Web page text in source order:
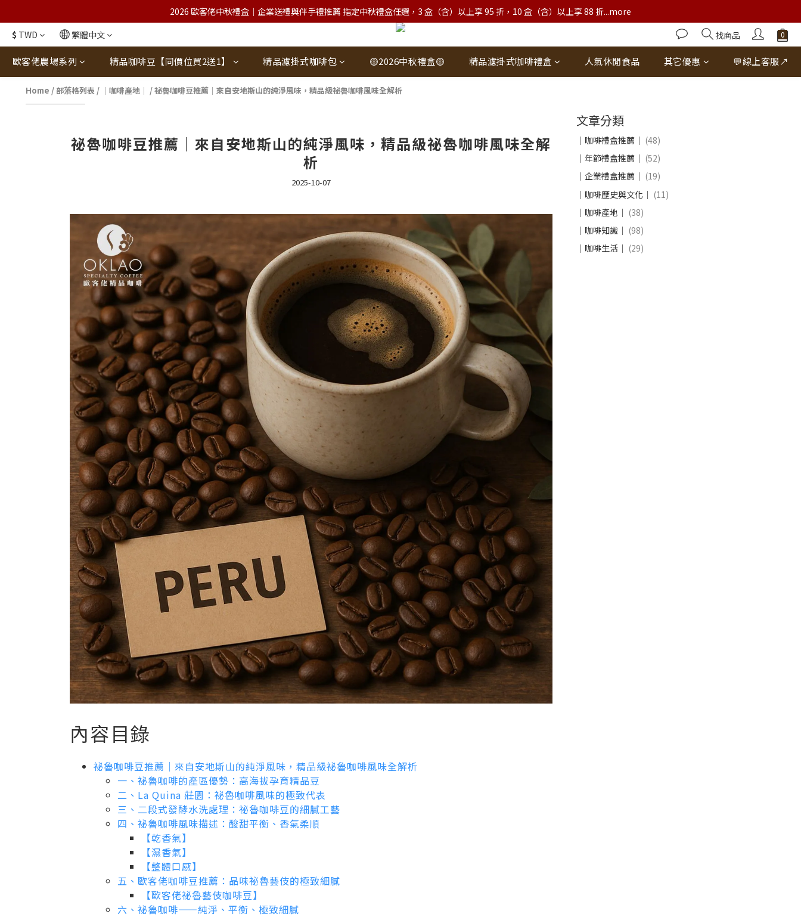
2026 歐客佬中秋禮盒｜企業送禮與伴手禮推薦 指定中秋禮盒任選，3 盒（含）以上享 95 折，10 盒（含）以上享 88 折...more
$ TWD 繁體中文 找商品
歐客佬農場系列 精品咖啡豆【同價位買2送1】 精品濾掛式咖啡包 🟡2026中秋禮盒🟡 精品濾掛式咖啡禮盒 人氣休閒食品 其它優惠 💬線上客服↗
Home / 部落格列表 / ｜咖啡產地｜ /祕魯咖啡豆推薦｜來自安地斯山的純淨風味，精品級祕魯咖啡風味全解析
祕魯咖啡豆推薦｜來自安地斯山的純淨風味，精品級祕魯咖啡風味全解
析
2025-10-07
內容目錄
祕魯咖啡豆推薦｜來自安地斯山的純淨風味，精品級祕魯咖啡風味全解析
一、祕魯咖啡的產區優勢：高海拔孕育精品豆
二、La Quina 莊園：祕魯咖啡風味的極致代表
三、二段式發酵水洗處理：祕魯咖啡豆的細膩工藝
四、祕魯咖啡風味描述：酸甜平衡、香氣柔順
【乾香氣】
【濕香氣】
【整體口感】
五、歐客佬咖啡豆推薦：品味祕魯藝伎的極致細膩
【歐客佬祕魯藝伎咖啡豆】
六、祕魯咖啡——純淨、平衡、極致細膩
文章分類
｜咖啡禮盒推薦｜ (48)
｜年節禮盒推薦｜ (52)
｜企業禮盒推薦｜ (19)
｜咖啡歷史與文化｜ (11)
｜咖啡產地｜ (38)
｜咖啡知識｜ (98)
｜咖啡生活｜ (29)